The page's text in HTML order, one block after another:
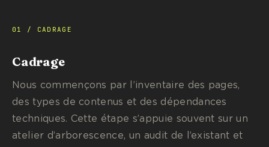
01 / CADRAGE
Cadrage
Nous commençons par l’inventaire des pages,
des types de contenus et des dépendances
techniques. Cette étape s’appuie souvent sur un
atelier d’arborescence, un audit de l’existant et